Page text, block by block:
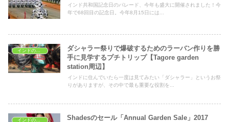
インド共和国記念日のパレード、今年も盛大に開催されました！今
年で68回目の記念日。今年8月15日には...
ダシャラー祭りで爆破するためのラーバン作りを勝
手に見学するプチトリップ【Tagore garden
station周辺】
インドに住んでいたら一度は見てみたい「ダシャラー」というお祭
りがありますが、その中で最も重要な役割を...
Shadesのセール「Annual Garden Sale」2017